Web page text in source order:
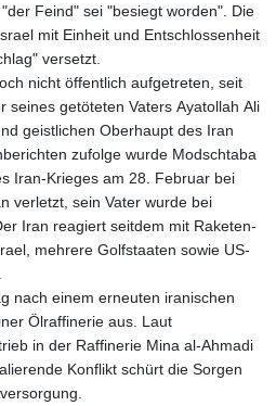
Feind" sei "besiegt worden". Die
mit Einheit und Entschlossenheit
versetzt.
nicht öffentlich aufgetreten, seit
seines getöteten Vaters Ayatollah Ali
geistlichen Oberhaupt des Iran
zufolge wurde Modschtaba
Iran-Krieges am 28. Februar bei
verletzt, sein Vater wurde bei
Iran reagiert seitdem mit Raketen-
mehrere Golfstaaten sowie US-
nach einem erneuten iranischen
Ölraffinerie aus. Laut
in der Raffinerie Mina al-Ahmadi
Konflikt schürt die Sorgen